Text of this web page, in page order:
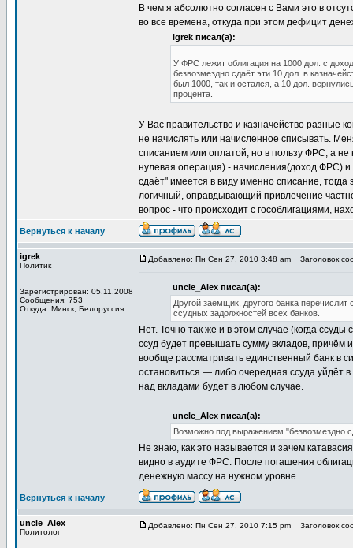
В чем я абсолютно согласен с Вами это в
во все времена, откуда при этом дефицит
igrek писал(а):
У ФРС лежит облигация на 1000 дол. с
безвозмездно сдаёт эти 10 дол. в
был 1000, так и остался, а 10 дол.
процента.
У Вас правительство и казначейство разные
не начислять или начисленное списывать.
списанием или оплатой, но в пользу ФРС, а не
нулевая операция) - начисления(доход ФРС)
сдаёт" имеется в виду именно списание,
логичный, оправдывающий привлечение
вопрос - что происходит с гособлигациями,
Вернуться к началу
igrek
Политик
Зарегистрирован: 05.11.2008
Сообщения: 753
Откуда: Минск, Белоруссия
Добавлено: Пн Сен 27, 2010 3:48 am Заголовок
uncle_Alex писал(а):
Другой заемщик, другого банка
ссудных задолжностей всех банков.
Нет. Точно так же и в этом случае (когда
ссуд будет превышать сумму вкладов, причём
вообще рассматривать единственный банк в
остановиться — либо очередная ссуда уйдёт
над вкладами будет в любом случае.
uncle_Alex писал(а):
Возможно под выражением "безвозмездно
Не знаю, как это называется и зачем
видно в аудите ФРС. После погашения
денежную массу на нужном уровне.
Вернуться к началу
uncle_Alex
Политолог
Добавлено: Пн Сен 27, 2010 7:15 pm Заголовок